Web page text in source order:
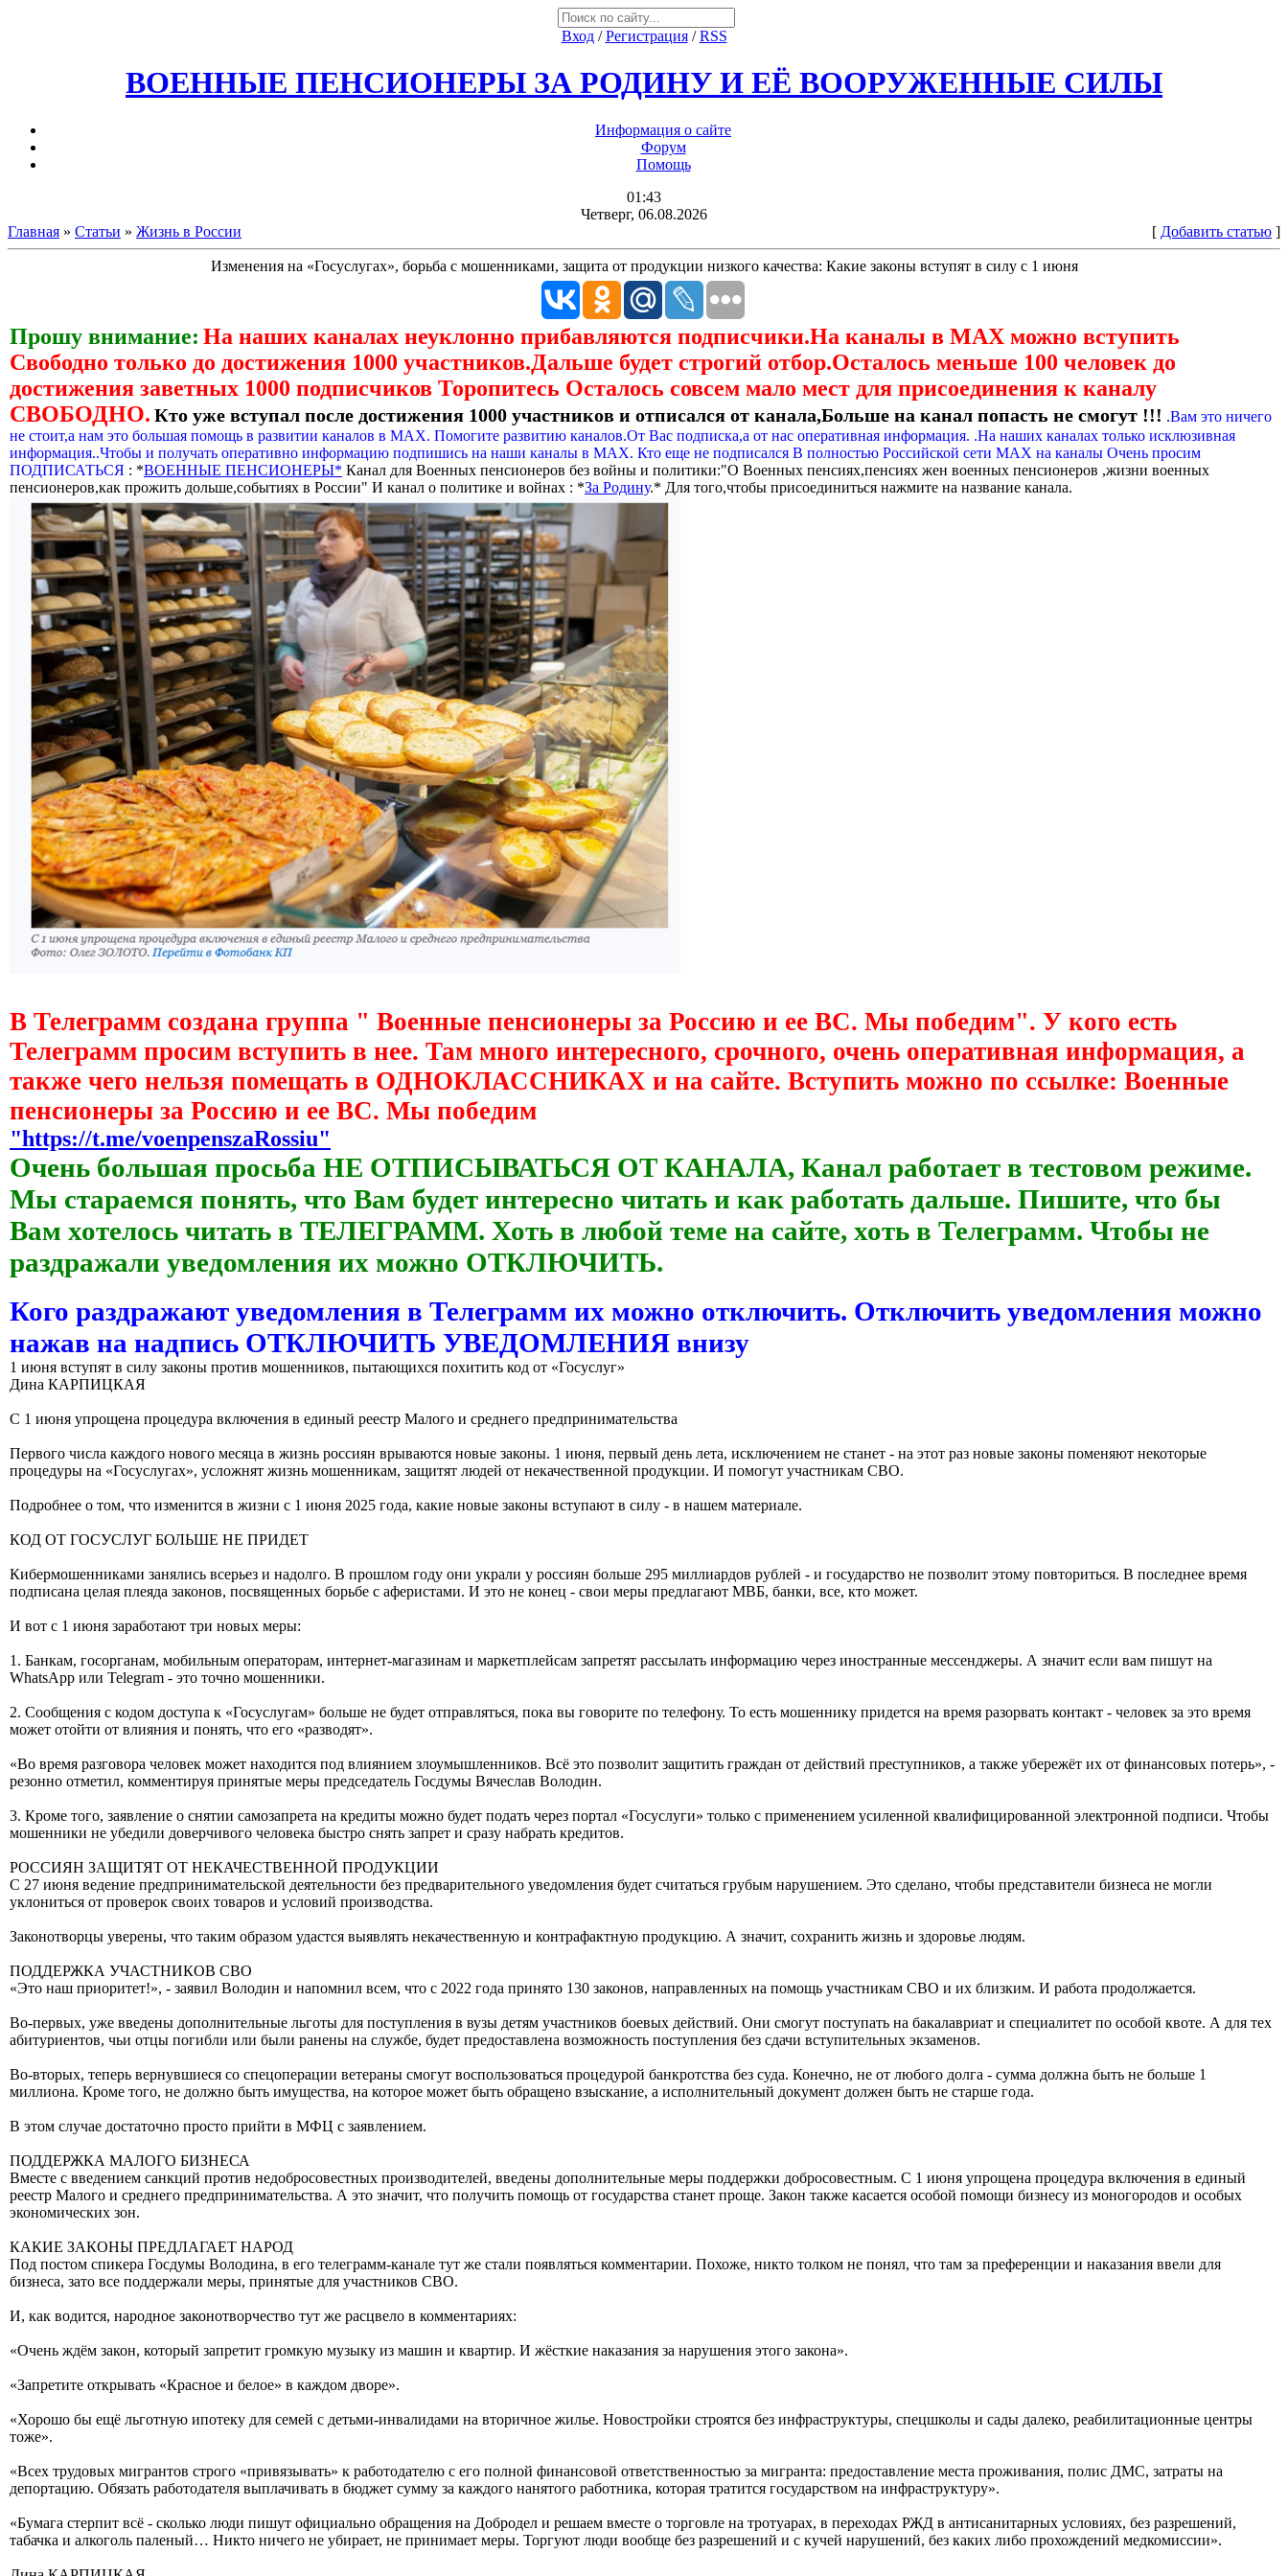
Вход/Регистрация/RSS
ВОЕННЫЕ ПЕНСИОНЕРЫ ЗА РОДИНУ И ЕЁ ВООРУЖЕННЫЕ СИЛЫ
Информация о сайте
Форум
Помощь
01:43
Четверг, 06.08.2026
Главная » Статьи » Жизнь в России [ Добавить статью ]
Изменения на «Госуслугах», борьба с мошенниками, защита от продукции низкого качества: Какие законы вступят в силу с 1 июня
Прошу внимание: На наших каналах неуклонно прибавляются подписчики.На каналы в МАХ можно вступить
Свободно только до достижения 1000 участников.Дальше будет строгий отбор.Осталось меньше 100 человек до
достижения заветных 1000 подписчиков Торопитесь Осталось совсем мало мест для присоединения к каналу
СВОБОДНО. Кто уже вступал после достижения 1000 участников и отписался от канала,Больше на канал попасть не смогут !!! .Вам это ничего
не стоит,а нам это большая помощь в развитии каналов в МАХ. Помогите развитию каналов.От Вас подписка,а от нас оперативная информация. .На наших каналах только исклюзивная
информация..Чтобы и получать оперативно информацию подпишись на наши каналы в МАХ. Кто еще не подписался В полностью Российской сети МАХ на каналы Очень просим
ПОДПИСАТЬСЯ : *ВОЕННЫЕ ПЕНСИОНЕРЫ* Канал для Военных пенсионеров без войны и политики:"О Военных пенсиях,пенсиях жен военных пенсионеров ,жизни военных
пенсионеров,как прожить дольше,событиях в России" И канал о политике и войнах : *За Родину.* Для того,чтобы присоединиться нажмите на название канала.
В Телеграмм создана группа " Военные пенсионеры за Россию и ее ВС. Мы победим". У кого есть
Телеграмм просим вступить в нее. Там много интересного, срочного, очень оперативная информация, а
также чего нельзя помещать в ОДНОКЛАССНИКАХ и на сайте. Вступить можно по ссылке: Военные
пенсионеры за Россию и ее ВС. Мы победим
"https://t.me/voenpenszaRossiu"
Очень большая просьба НЕ ОТПИСЫВАТЬСЯ ОТ КАНАЛА, Канал работает в тестовом режиме.
Мы стараемся понять, что Вам будет интересно читать и как работать дальше. Пишите, что бы
Вам хотелось читать в ТЕЛЕГРАММ. Хоть в любой теме на сайте, хоть в Телеграмм. Чтобы не
раздражали уведомления их можно ОТКЛЮЧИТЬ.
Кого раздражают уведомления в Телеграмм их можно отключить. Отключить уведомления можно
нажав на надпись ОТКЛЮЧИТЬ УВЕДОМЛЕНИЯ внизу
1 июня вступят в силу законы против мошенников, пытающихся похитить код от «Госуслуг»
Дина КАРПИЦКАЯ
С 1 июня упрощена процедура включения в единый реестр Малого и среднего предпринимательства
Первого числа каждого нового месяца в жизнь россиян врываются новые законы. 1 июня, первый день лета, исключением не станет - на этот раз новые законы поменяют некоторые
процедуры на «Госуслугах», усложнят жизнь мошенникам, защитят людей от некачественной продукции. И помогут участникам СВО.
Подробнее о том, что изменится в жизни с 1 июня 2025 года, какие новые законы вступают в силу - в нашем материале.
КОД ОТ ГОСУСЛУГ БОЛЬШЕ НЕ ПРИДЕТ
Кибермошенниками занялись всерьез и надолго. В прошлом году они украли у россиян больше 295 миллиардов рублей - и государство не позволит этому повториться. В последнее время
подписана целая плеяда законов, посвященных борьбе с аферистами. И это не конец - свои меры предлагают МВБ, банки, все, кто может.
И вот с 1 июня заработают три новых меры:
1. Банкам, госорганам, мобильным операторам, интернет-магазинам и маркетплейсам запретят рассылать информацию через иностранные мессенджеры. А значит если вам пишут на
WhatsApp или Telegram - это точно мошенники.
2. Сообщения с кодом доступа к «Госуслугам» больше не будет отправляться, пока вы говорите по телефону. То есть мошеннику придется на время разорвать контакт - человек за это время
может отойти от влияния и понять, что его «разводят».
«Во время разговора человек может находится под влиянием злоумышленников. Всё это позволит защитить граждан от действий преступников, а также убережёт их от финансовых потерь», -
резонно отметил, комментируя принятые меры председатель Госдумы Вячеслав Володин.
3. Кроме того, заявление о снятии самозапрета на кредиты можно будет подать через портал «Госуслуги» только с применением усиленной квалифицированной электронной подписи. Чтобы
мошенники не убедили доверчивого человека быстро снять запрет и сразу набрать кредитов.
РОССИЯН ЗАЩИТЯТ ОТ НЕКАЧЕСТВЕННОЙ ПРОДУКЦИИ
С 27 июня ведение предпринимательской деятельности без предварительного уведомления будет считаться грубым нарушением. Это сделано, чтобы представители бизнеса не могли
уклониться от проверок своих товаров и условий производства.
Законотворцы уверены, что таким образом удастся выявлять некачественную и контрафактную продукцию. А значит, сохранить жизнь и здоровье людям.
ПОДДЕРЖКА УЧАСТНИКОВ СВО
«Это наш приоритет!», - заявил Володин и напомнил всем, что с 2022 года принято 130 законов, направленных на помощь участникам СВО и их близким. И работа продолжается.
Во-первых, уже введены дополнительные льготы для поступления в вузы детям участников боевых действий. Они смогут поступать на бакалавриат и специалитет по особой квоте. А для тех
абитуриентов, чьи отцы погибли или были ранены на службе, будет предоставлена возможность поступления без сдачи вступительных экзаменов.
Во-вторых, теперь вернувшиеся со спецоперации ветераны смогут воспользоваться процедурой банкротства без суда. Конечно, не от любого долга - сумма должна быть не больше 1
миллиона. Кроме того, не должно быть имущества, на которое может быть обращено взыскание, а исполнительный документ должен быть не старше года.
В этом случае достаточно просто прийти в МФЦ с заявлением.
ПОДДЕРЖКА МАЛОГО БИЗНЕСА
Вместе с введением санкций против недобросовестных производителей, введены дополнительные меры поддержки добросовестным. С 1 июня упрощена процедура включения в единый
реестр Малого и среднего предпринимательства. А это значит, что получить помощь от государства станет проще. Закон также касается особой помощи бизнесу из моногородов и особых
экономических зон.
КАКИЕ ЗАКОНЫ ПРЕДЛАГАЕТ НАРОД
Под постом спикера Госдумы Володина, в его телеграмм-канале тут же стали появляться комментарии. Похоже, никто толком не понял, что там за преференции и наказания ввели для
бизнеса, зато все поддержали меры, принятые для участников СВО.
И, как водится, народное законотворчество тут же расцвело в комментариях:
«Очень ждём закон, который запретит громкую музыку из машин и квартир. И жёсткие наказания за нарушения этого закона».
«Запретите открывать «Красное и белое» в каждом дворе».
«Хорошо бы ещё льготную ипотеку для семей с детьми-инвалидами на вторичное жилье. Новостройки строятся без инфраструктуры, спецшколы и сады далеко, реабилитационные центры
тоже».
«Всех трудовых мигрантов строго «привязывать» к работодателю с его полной финансовой ответственностью за мигранта: предоставление места проживания, полис ДМС, затраты на
депортацию. Обязать работодателя выплачивать в бюджет сумму за каждого нанятого работника, которая тратится государством на инфраструктуру».
«Бумага стерпит всё - сколько люди пишут официально обращения на Добродел и решаем вместе о торговле на тротуарах, в переходах РЖД в антисанитарных условиях, без разрешений,
табачка и алкоголь паленый… Никто ничего не убирает, не принимает меры. Торгуют люди вообще без разрешений и с кучей нарушений, без каких либо прохождений медкомиссии».